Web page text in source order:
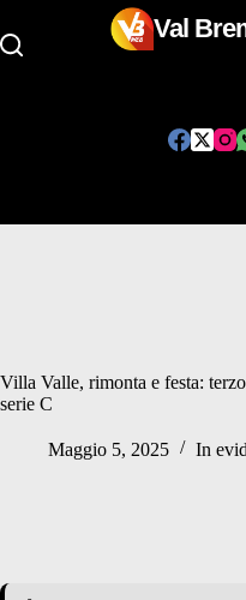
Val
Villa Valle, rimonta e festa:
serie C
Maggio 5, 2025 In